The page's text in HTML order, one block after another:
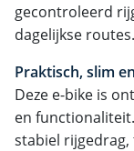
gecontroleerd
dagelijkse routes.
Praktisch, slim
Deze e-bike is
en
stabiel